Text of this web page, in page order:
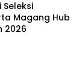
Seleksi
Magang Hub
2026